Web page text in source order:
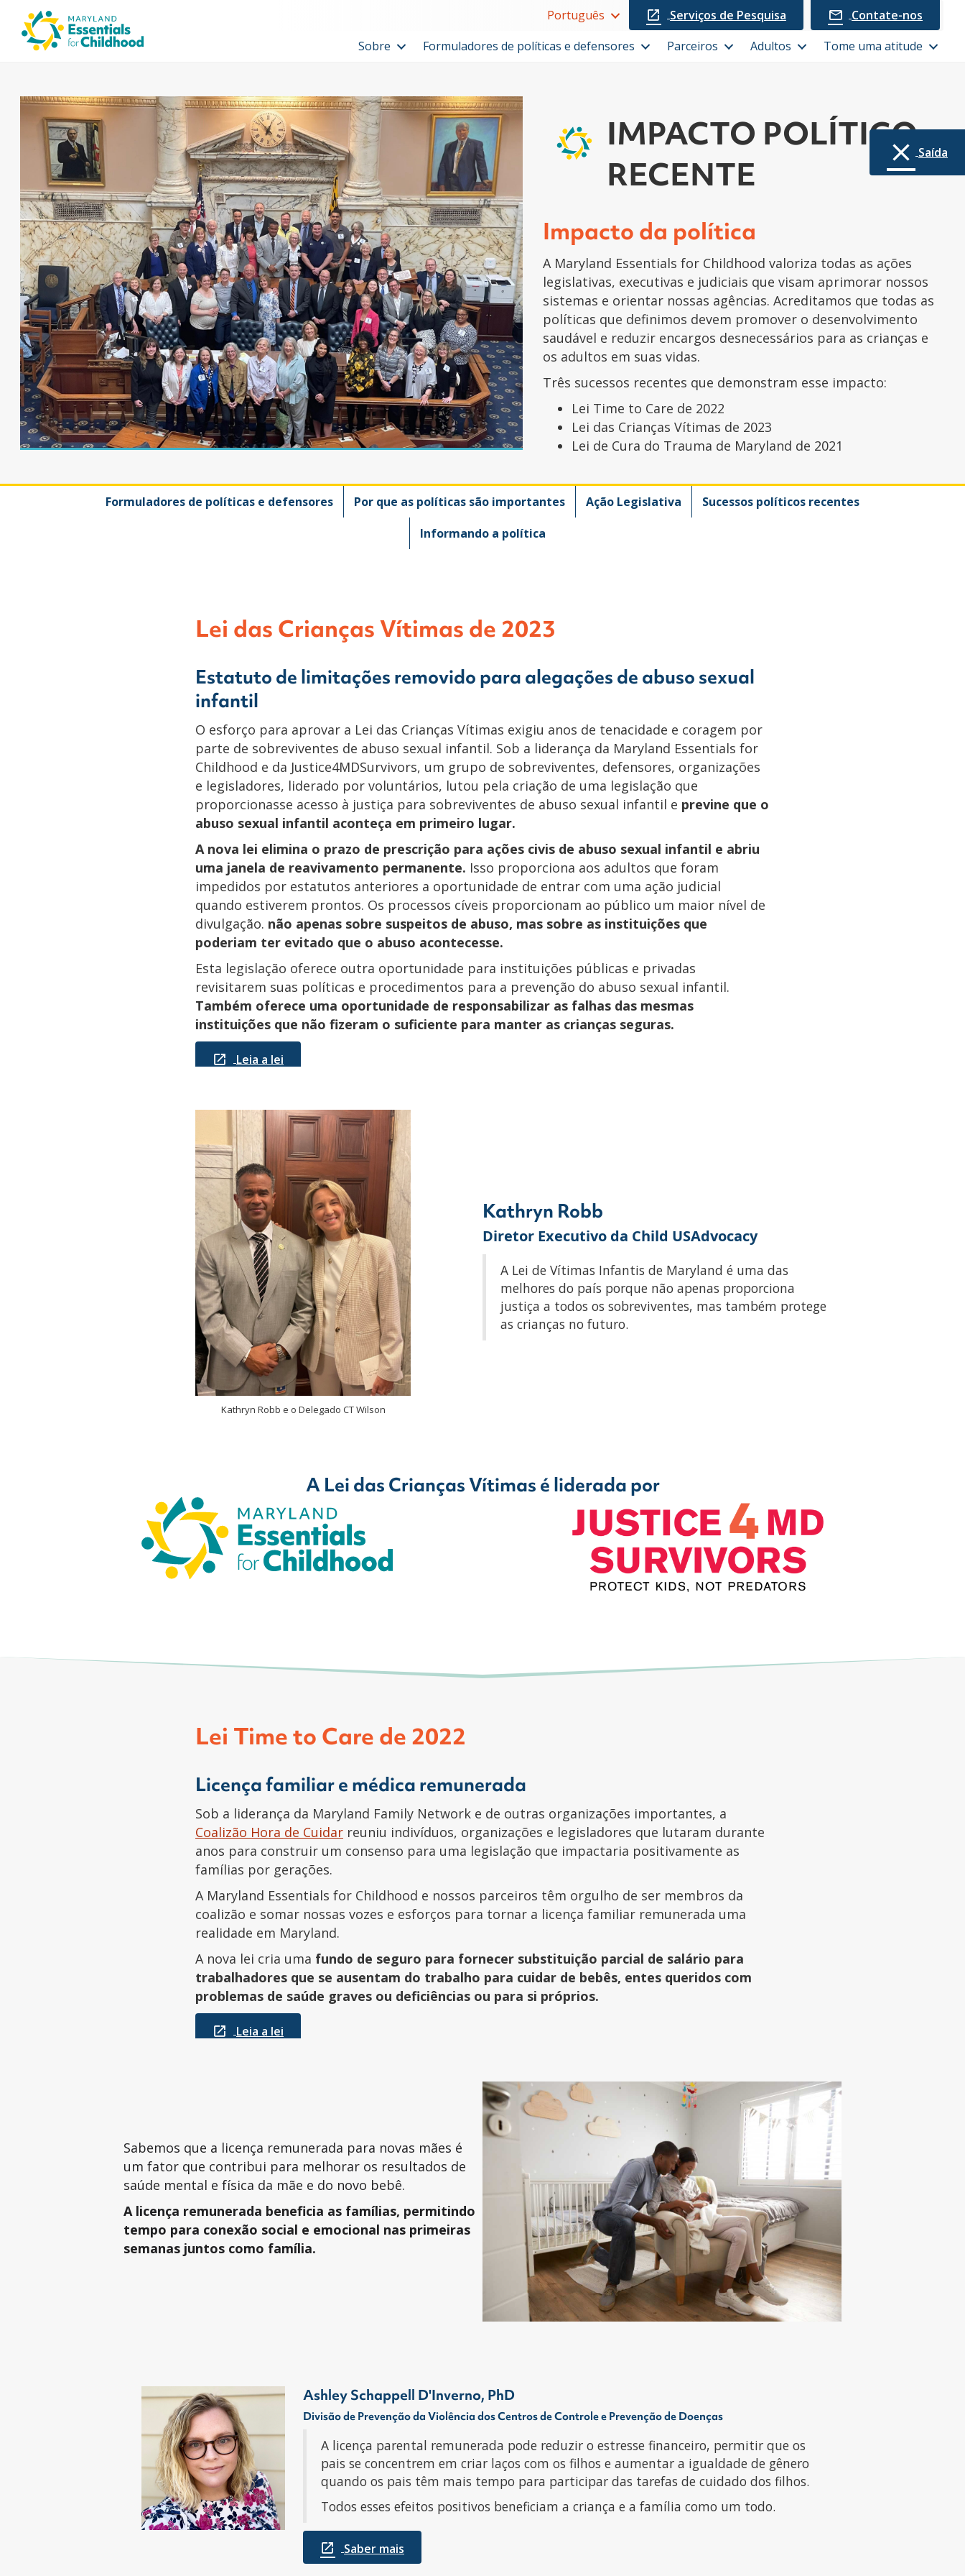
Português Serviços de Pesquisa
Contate-nos
Sobre
Formuladores de políticas e defensores Parceiros Adultos Tome uma atitude
IMPACTO POLÍTICO
RECENTE
Impacto da política
A Maryland Essentials for Childhood valoriza todas as ações
legislativas, executivas e judiciais que visam aprimorar nossos
sistemas e orientar nossas agências. Acreditamos que todas as
políticas que definimos devem promover o desenvolvimento
saudável e reduzir encargos desnecessários para as crianças e
os adultos em suas vidas.
Três sucessos recentes que demonstram esse impacto:
Lei Time to Care de 2022
Lei das Crianças Vítimas de 2023
Lei de Cura do Trauma de Maryland de 2021
Formuladores de políticas e defensores Por que as políticas são importantes Ação Legislativa
Sucessos políticos recentes
Informando a política
Lei das Crianças Vítimas de 2023
Estatuto de limitações removido para alegações de abuso sexual
infantil
O esforço para aprovar a Lei das Crianças Vítimas exigiu anos de tenacidade e coragem por
parte de sobreviventes de abuso sexual infantil. Sob a liderança da Maryland Essentials for
Childhood e da Justice4MDSurvivors, um grupo de sobreviventes, defensores, organizações
e legisladores, liderado por voluntários, lutou pela criação de uma legislação que
proporcionasse acesso à justiça para sobreviventes de abuso sexual infantil e previne que o
abuso sexual infantil aconteça em primeiro lugar.
A nova lei elimina o prazo de prescrição para ações civis de abuso sexual infantil e abriu
uma janela de reavivamento permanente. Isso proporciona aos adultos que foram
impedidos por estatutos anteriores a oportunidade de entrar com uma ação judicial
quando estiverem prontos. Os processos cíveis proporcionam ao público um maior nível de
divulgação. não apenas sobre suspeitos de abuso, mas sobre as instituições que
poderiam ter evitado que o abuso acontecesse.
Esta legislação oferece outra oportunidade para instituições públicas e privadas
revisitarem suas políticas e procedimentos para a prevenção do abuso sexual infantil.
Também oferece uma oportunidade de responsabilizar as falhas das mesmas
instituições que não fizeram o suficiente para manter as crianças seguras.
Leia a lei
Kathryn Robb e o Delegado CT Wilson
Kathryn Robb
Diretor Executivo da Child USAdvocacy
A Lei de Vítimas Infantis de Maryland é uma das
melhores do país porque não apenas proporciona
justiça a todos os sobreviventes, mas também protege
as crianças no futuro.
A Lei das Crianças Vítimas é liderada por
Lei Time to Care de 2022
Licença familiar e médica remunerada
Sob a liderança da Maryland Family Network e de outras organizações importantes, a
Coalizão Hora de Cuidar reuniu indivíduos, organizações e legisladores que lutaram durante
anos para construir um consenso para uma legislação que impactaria positivamente as
famílias por gerações.
A Maryland Essentials for Childhood e nossos parceiros têm orgulho de ser membros da
coalizão e somar nossas vozes e esforços para tornar a licença familiar remunerada uma
realidade em Maryland.
A nova lei cria uma fundo de seguro para fornecer substituição parcial de salário para
trabalhadores que se ausentam do trabalho para cuidar de bebês, entes queridos com
problemas de saúde graves ou deficiências ou para si próprios.
Leia a lei
Sabemos que a licença remunerada para novas mães é
um fator que contribui para melhorar os resultados de
saúde mental e física da mãe e do novo bebê.
A licença remunerada beneficia as famílias, permitindo
tempo para conexão social e emocional nas primeiras
semanas juntos como família.
Ashley Schappell D'Inverno, PhD
Divisão de Prevenção da Violência dos Centros de Controle e Prevenção de Doenças
A licença parental remunerada pode reduzir o estresse financeiro, permitir que os
pais se concentrem em criar laços com os filhos e aumentar a igualdade de gênero
quando os pais têm mais tempo para participar das tarefas de cuidado dos filhos.
Todos esses efeitos positivos beneficiam a criança e a família como um todo.
Saber mais
Saída